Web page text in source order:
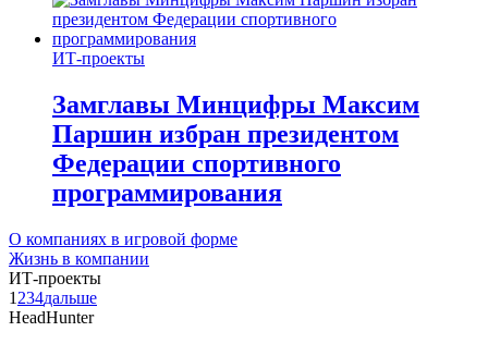
ИТ-проекты
Замглавы Минцифры Максим
Паршин избран президентом
Федерации спортивного
программирования
О компаниях в игровой форме
Жизнь в компании
ИТ-проекты
1 234дальше
HeadHunter